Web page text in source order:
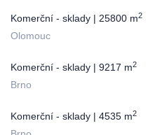
Komerční - sklady | 25800 m2
Olomouc
Komerční - sklady | 9217 m2
Brno
Komerční - sklady | 4535 m2